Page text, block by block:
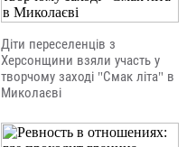
Діти переселенців з
Херсонщини взяли участь у
творчому заході "Смак літа" в
Миколаєві